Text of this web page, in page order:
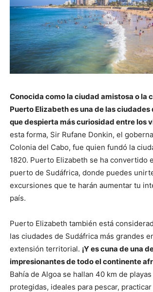
Conocida como la ciudad amistosa o la
Puerto Elizabeth es una de las
que despierta más curiosidad entre los
esta forma, Sir Rufane Donkin, el
Colonia del Cabo, fue quien fundó la
1820. Puerto Elizabeth se ha convertido
puerto de Sudáfrica, donde puedes
excursiones que te harán aumentar tu
país.
Puerto Elizabeth también está
las ciudades de Sudáfrica más grandes
extensión territorial. ¡Y es cuna de una
impresionantes de todo el continente
Bahía de Algoa se hallan 40 km de
protegidas, ideales para pescar,